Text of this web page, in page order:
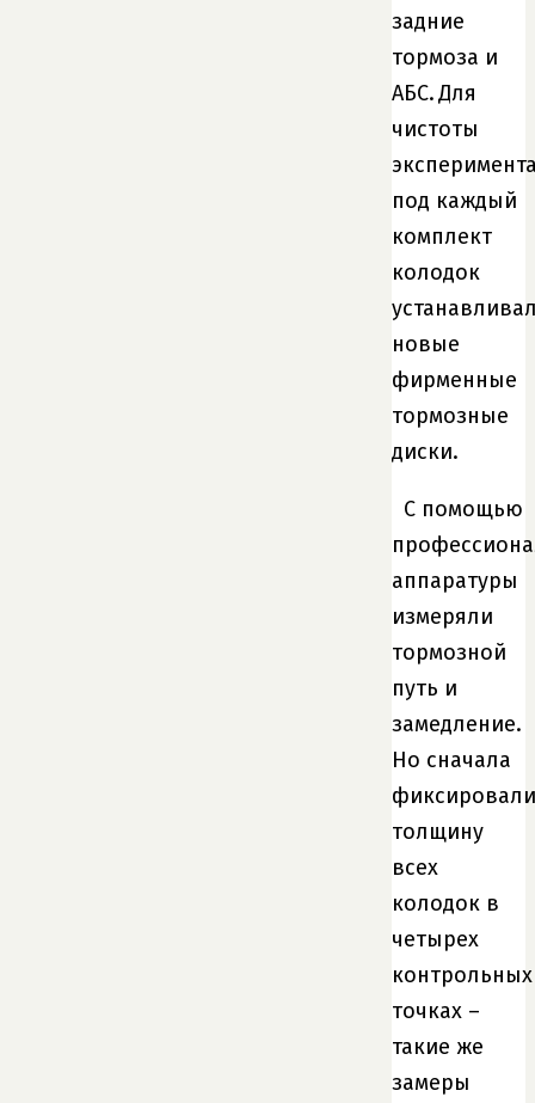
задние
тормоза и
АБС. Для
чистоты
под каждый
комплект
колодок
новые
фирменные
тормозные
диски.
С помощью
аппаратуры
измеряли
тормозной
путь и
замедление.
Но сначала
фиксировали
толщину
всех
колодок в
четырех
контрольных
точках –
такие же
замеры